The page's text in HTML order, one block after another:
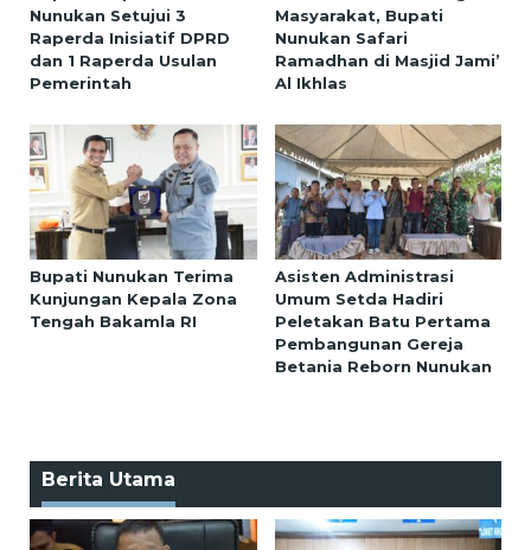
Nunukan Setujui 3
Raperda Inisiatif DPRD
dan 1 Raperda Usulan
Pemerintah
Masyarakat, Bupati
Nunukan Safari
Ramadhan di Masjid Jami’
Al Ikhlas
Bupati Nunukan Terima
Kunjungan Kepala Zona
Tengah Bakamla RI
Asisten Administrasi
Umum Setda Hadiri
Peletakan Batu Pertama
Pembangunan Gereja
Betania Reborn Nunukan
Berita Utama